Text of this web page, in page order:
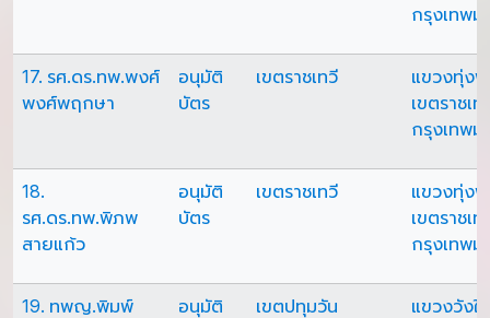
กรุงเทพม
17. รศ.ดร.ทพ.พงศ์
พงศ์พฤกษา
อนุมัติ
บัตร
เขตราชเทวี
แขวงทุ่ง
เขตราชเท
กรุงเทพม
18.
รศ.ดร.ทพ.พิภพ
สายแก้ว
อนุมัติ
บัตร
เขตราชเทวี
แขวงทุ่ง
เขตราชเท
กรุงเทพม
19. ทพญ.พิมพ์
อนุมัติ
เขตปทุมวัน
แขวงวังใ